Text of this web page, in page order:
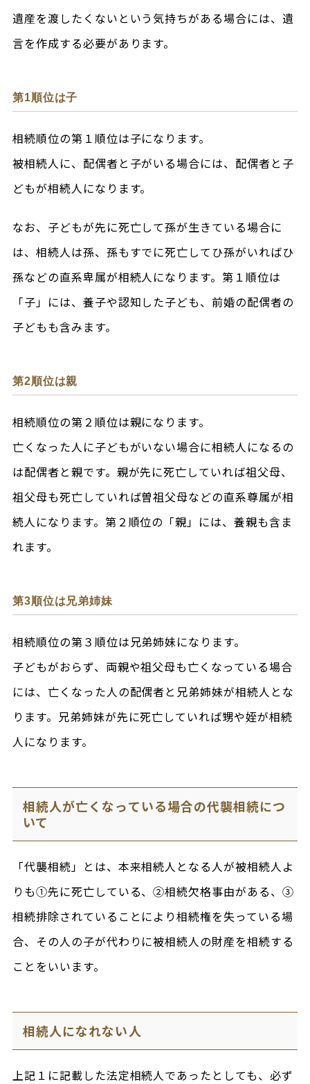
遺産を渡したくないという気持ちがある場合には、遺
言を作成する必要があります。
第1順位は子
相続順位の第１順位は子になります。
被相続人に、配偶者と子がいる場合には、配偶者と子
どもが相続人になります。
なお、子どもが先に死亡して孫が生きている場合に
は、相続人は孫、孫もすでに死亡してひ孫がいればひ
孫などの直系卑属が相続人になります。第１順位は
「子」には、養子や認知した子ども、前婚の配偶者の
子どもも含みます。
第2順位は親
相続順位の第２順位は親になります。
亡くなった人に子どもがいない場合に相続人になるの
は配偶者と親です。親が先に死亡していれば祖父母、
祖父母も死亡していれば曽祖父母などの直系尊属が相
続人になります。第２順位の「親」には、養親も含ま
れます。
第3順位は兄弟姉妹
相続順位の第３順位は兄弟姉妹になります。
子どもがおらず、両親や祖父母も亡くなっている場合
には、亡くなった人の配偶者と兄弟姉妹が相続人とな
ります。兄弟姉妹が先に死亡していれば甥や姪が相続
人になります。
相続人が亡くなっている場合の代襲相続につ
いて
「代襲相続」とは、本来相続人となる人が被相続人よ
りも①先に死亡している、②相続欠格事由がある、③
相続排除されていることにより相続権を失っている場
合、その人の子が代わりに被相続人の財産を相続する
ことをいいます。
相続人になれない人
上記１に記載した法定相続人であったとしても、必ず